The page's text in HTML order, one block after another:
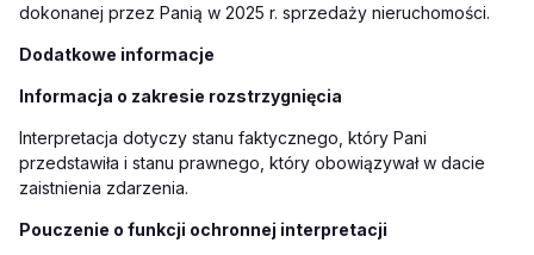
dokonanej przez Panią w 2025 r. sprzedaży nieruchomości.
Dodatkowe informacje
Informacja o zakresie rozstrzygnięcia
Interpretacja dotyczy stanu faktycznego, który Pani
przedstawiła i stanu prawnego, który obowiązywał w dacie
zaistnienia zdarzenia.
Pouczenie o funkcji ochronnej interpretacji